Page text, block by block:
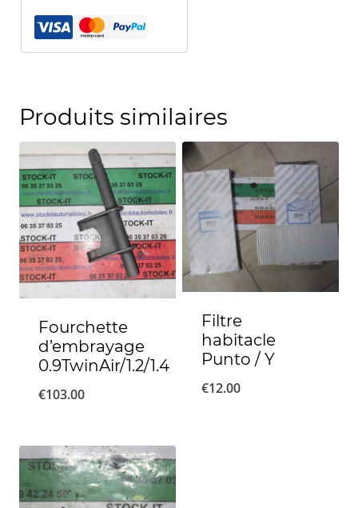
Produits similaires
Fourchette
d’embrayage
0.9TwinAir/1.2/1.4
€103.00
Filtre
habitacle
Punto / Y
€12.00